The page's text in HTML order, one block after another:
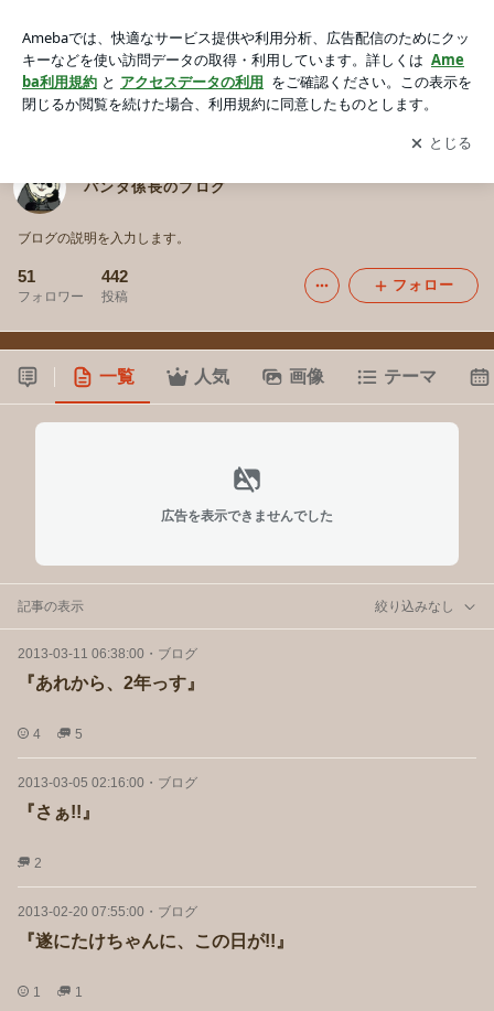
アプリをダウンロードして ブログの更新通知
を受け取りまし
ょう。
開く
パンダ係長のブログ
ブログの説明を入力します。
51
フォロワー
442
投稿
フォロー
一覧 人気 画像 テーマ
広告を表示できませんでした
記事の表示 絞り込みなし
2013-03-11 06:38:00 ・ ブログ
『あれから、2年っす』
4 5
2013-03-05 02:16:00 ・ ブログ
『さぁ!!』
2
2013-02-20 07:55:00 ・ ブログ
『遂にたけちゃんに、この日が!!』
1 1